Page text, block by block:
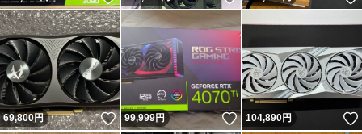
69,800円 いいね！
99,999円 いいね！
104,890円